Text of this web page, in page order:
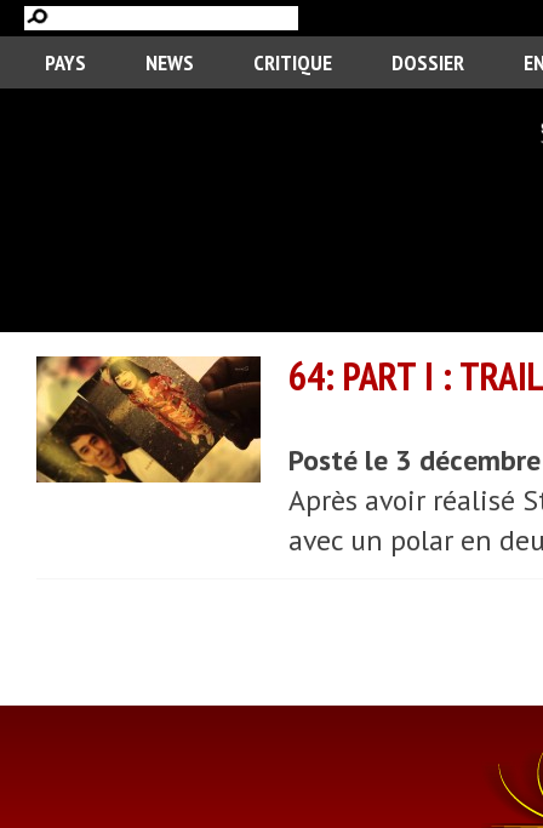
PAYS NEWS CRITIQUE DOSSIER
64: PART I :
Posté le 3
Après avoir réalisé
avec un polar en